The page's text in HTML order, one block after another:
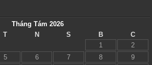
Tháng Tám 2026
T N S B
C
1
2
5 6 7 8
9